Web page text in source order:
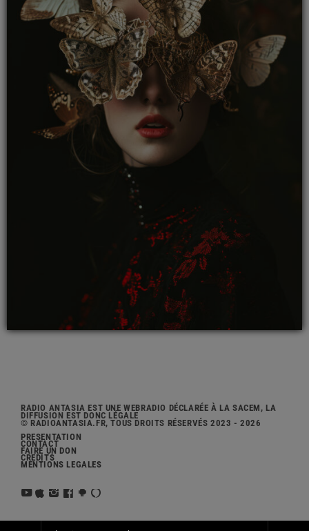
RADIO ANTASIA EST UNE WEBRADIO DÉCLARÉE À LA SACEM, LA
DIFFUSION EST DONC LÉGALE
© RADIOANTASIA.FR, TOUS DROITS RÉSERVÉS 2023 - 2026
PRÉSENTATION
CONTACT
FAIRE UN DON
CRÉDITS
MENTIONS LÉGALES